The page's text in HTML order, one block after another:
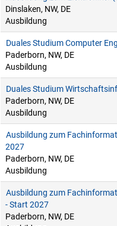
Dinslaken, NW, DE
Ausbildung
Duales Studium Computer
Paderborn, NW, DE
Ausbildung
Duales Studium
Paderborn, NW, DE
Ausbildung
Ausbildung zum
2027
Paderborn, NW, DE
Ausbildung
Ausbildung zum
- Start 2027
Paderborn, NW, DE